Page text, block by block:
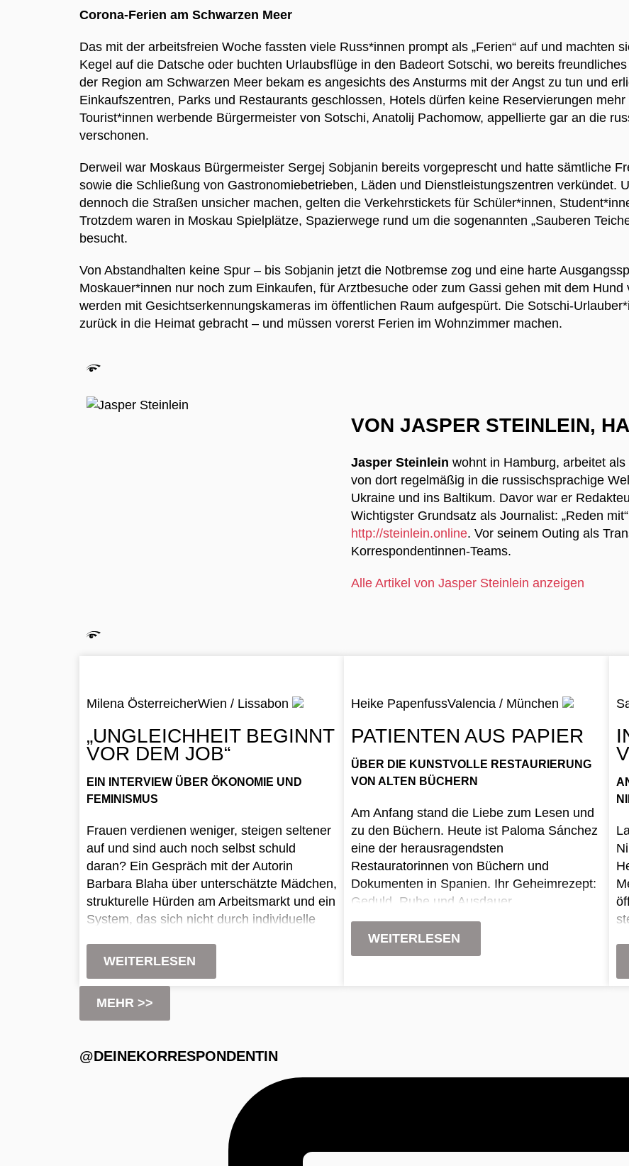
Corona-Ferien am Schwarzen Meer
Das mit der arbeitsfreien Woche fassten viele Russ*innen prompt als „Ferien“ auf und machten
Kegel auf die Datsche oder buchten Urlaubsflüge in den Badeort Sotschi, wo bereits
der Region am Schwarzen Meer bekam es angesichts des Ansturms mit der Angst zu tun und
Einkaufszentren, Parks und Restaurants geschlossen, Hotels dürfen keine Reservierungen
Tourist*innen werbende Bürgermeister von Sotschi, Anatolij Pachomow, appellierte gar an die
verschonen.
Derweil war Moskaus Bürgermeister Sergej Sobjanin bereits vorgeprescht und hatte sämtliche
sowie die Schließung von Gastronomiebetrieben, Läden und Dienstleistungszentren verkündet.
dennoch die Straßen unsicher machen, gelten die Verkehrstickets für Schüler*innen,
Trotzdem waren in Moskau Spielplätze, Spazierwege rund um die sogenannten „Sauberen
besucht.
Von Abstandhalten keine Spur – bis Sobjanin jetzt die Notbremse zog und eine harte
Moskauer*innen nur noch zum Einkaufen, für Arztbesuche oder zum Gassi gehen mit dem
werden mit Gesichtserkennungskameras im öffentlichen Raum aufgespürt. Die Sotschi-
zurück in die Heimat gebracht – und müssen vorerst Ferien im Wohnzimmer machen.
VON JASPER STEINLEIN,
Jasper Steinlein wohnt in Hamburg, arbeitet
von dort regelmäßig in die russischsprachige
Ukraine und ins Baltikum. Davor war er
Wichtigster Grundsatz als Journalist: „Reden
http://steinlein.online. Vor seinem Outing als
Korrespondentinnen-Teams.
Alle Artikel von Jasper Steinlein anzeigen
Milena ÖsterreicherWien / Lissabon
„UNGLEICHHEIT BEGINNT
VOR DEM JOB“
EIN INTERVIEW ÜBER ÖKONOMIE UND
FEMINISMUS
Frauen verdienen weniger, steigen seltener
auf und sind auch noch selbst schuld
daran? Ein Gespräch mit der Autorin
Barbara Blaha über unterschätzte Mädchen,
strukturelle Hürden am Arbeitsmarkt und ein
System, das sich nicht durch individuelle
WEITERLESEN
Heike PapenfussValencia / München
PATIENTEN AUS PAPIER
ÜBER DIE KUNSTVOLLE RESTAURIERUNG
VON ALTEN BÜCHERN
Am Anfang stand die Liebe zum Lesen und
zu den Büchern. Heute ist Paloma Sánchez
eine der herausragendsten
Restauratorinnen von Büchern und
Dokumenten in Spanien. Ihr Geheimrezept:
Geduld, Ruhe und Ausdauer.
WEITERLESEN
MEHR >>
@DEINEKORRESPONDENTIN